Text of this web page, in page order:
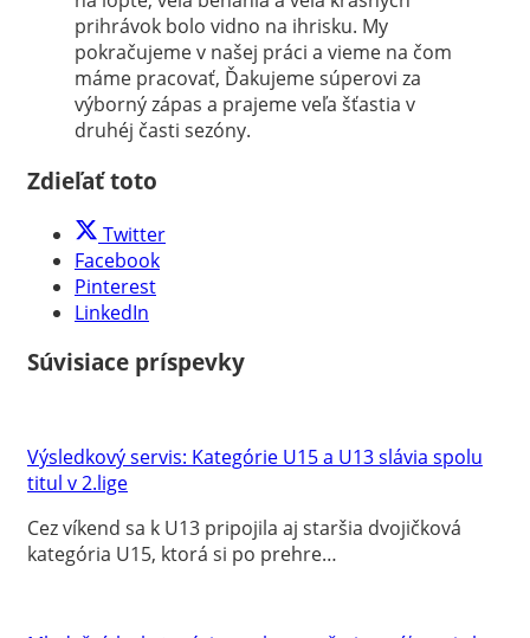
prihrávok bolo vidno na ihrisku. My
pokračujeme v našej práci a vieme na čom
máme pracovať, Ďakujeme súperovi za
výborný zápas a prajeme veľa šťastia v
druhéj časti sezóny.
Zdieľať toto
Twitter
Facebook
Pinterest
LinkedIn
Súvisiace príspevky
Výsledkový servis: Kategórie U15 a U13 slávia spolu
titul v 2.lige
Cez víkend sa k U13 pripojila aj staršia dvojičková
kategória U15, ktorá si po prehre…